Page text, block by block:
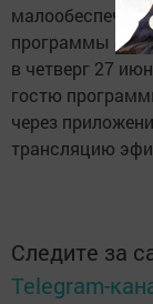
программы
в четверг 27
гостю
через
трансляцию
Следите за
Telegram-